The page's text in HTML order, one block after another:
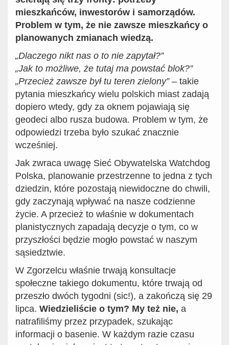
mieszkańców, inwestorów i samorządów.
Problem w tym, że nie zawsze mieszkańcy o
planowanych zmianach wiedzą.
„Dlaczego nikt nas o to nie zapytał?”
„Jak to możliwe, że tutaj ma powstać blok?”
„Przecież zawsze był tu teren zielony”– takie
pytania mieszkańcy wielu polskich miast zadają
dopiero wtedy, gdy za oknem pojawiają się
geodeci albo rusza budowa. Problem w tym, że
odpowiedzi trzeba było szukać znacznie
wcześniej.
Jak zwraca uwagę Sieć Obywatelska Watchdog
Polska, planowanie przestrzenne to jedna z tych
dziedzin, które pozostają niewidoczne do chwili,
gdy zaczynają wpływać na nasze codzienne
życie. A przecież to właśnie w dokumentach
planistycznych zapadają decyzje o tym, co w
przyszłości będzie mogło powstać w naszym
sąsiedztwie.
W Zgorzelcu właśnie trwają konsultacje
społeczne takiego dokumentu, które trwają od
przeszło dwóch tygodni (sic!), a zakończą się 29
lipca. Wiedzieliście o tym? My też nie, a
natrafiliśmy przez przypadek, szukając
informacji o basenie. W każdym razie czasu